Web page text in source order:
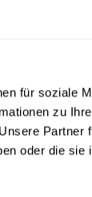
für soziale
zu
Partner
oder die sie
als auch
Regen und
da er
oder im
als auch